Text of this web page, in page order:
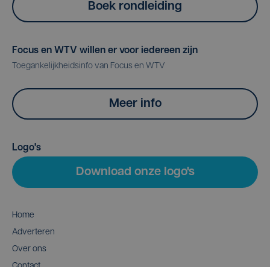
Boek rondleiding
Focus en WTV willen er voor iedereen zijn
Toegankelijkheidsinfo van Focus en WTV
Meer info
Logo's
Download onze logo's
Home
Adverteren
Over ons